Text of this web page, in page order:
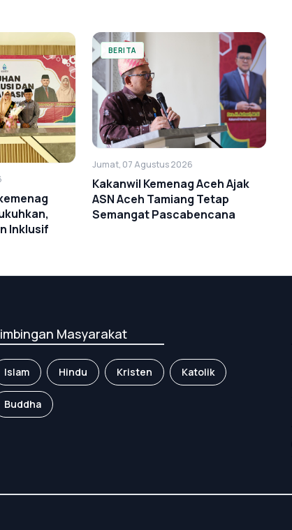
Inklusif
BERITA
Jumat, 07 Agustus 2026
Kakanwil Kemenag Aceh Ajak
ASN Aceh Tamiang Tetap
Semangat Pascabencana
Masyarakat
Islam Hindu Kristen Katolik
Buddha